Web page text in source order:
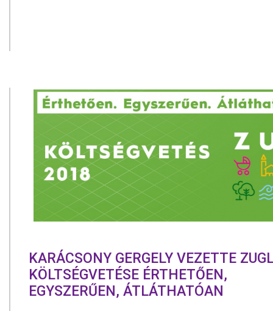
KARÁCSONY GERGELY VEZETTE
KÖLTSÉGVETÉSE ÉRTHETŐEN,
EGYSZERŰEN, ÁTLÁTHATÓAN